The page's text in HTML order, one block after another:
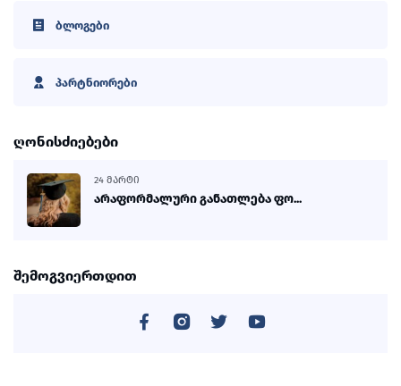
ბლოგები
პარტნიორები
ღონისძიებები
24 ᲛᲐᲠᲢᲘ
არაფორმალური განათლება ფო...
შემოგვიერთდით